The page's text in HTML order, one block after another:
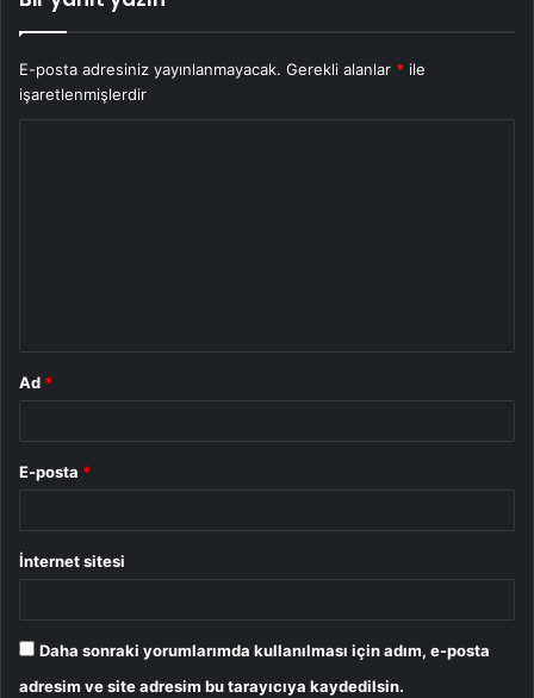
E-posta adresiniz yayınlanmayacak. Gerekli alanlar * ile
işaretlenmişlerdir
Ad *
E-posta *
İnternet sitesi
Daha sonraki yorumlarımda kullanılması için adım, e-posta
adresim ve site adresim bu tarayıcıya kaydedilsin.